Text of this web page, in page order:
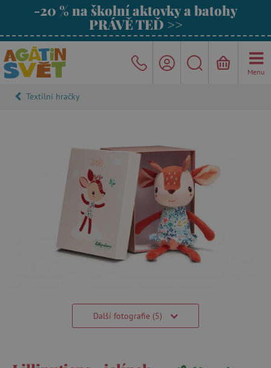
-20 % na školní aktovky a batohy
PRÁVĚ TEĎ >>
Menu
Textilní hračky
Další fotografie (5)